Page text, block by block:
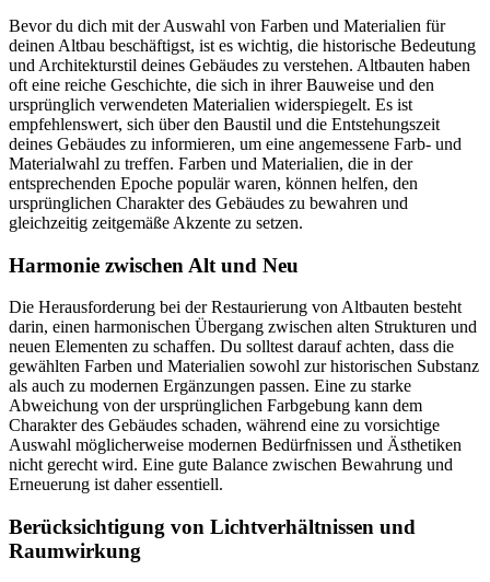
Bevor du dich mit der Auswahl von Farben und Materialien für
deinen Altbau beschäftigst, ist es wichtig, die historische Bedeutung
und Architekturstil deines Gebäudes zu verstehen. Altbauten haben
oft eine reiche Geschichte, die sich in ihrer Bauweise und den
ursprünglich verwendeten Materialien widerspiegelt. Es ist
empfehlenswert, sich über den Baustil und die Entstehungszeit
deines Gebäudes zu informieren, um eine angemessene Farb- und
Materialwahl zu treffen. Farben und Materialien, die in der
entsprechenden Epoche populär waren, können helfen, den
ursprünglichen Charakter des Gebäudes zu bewahren und
gleichzeitig zeitgemäße Akzente zu setzen.
Harmonie zwischen Alt und Neu
Die Herausforderung bei der Restaurierung von Altbauten besteht
darin, einen harmonischen Übergang zwischen alten Strukturen und
neuen Elementen zu schaffen. Du solltest darauf achten, dass die
gewählten Farben und Materialien sowohl zur historischen Substanz
als auch zu modernen Ergänzungen passen. Eine zu starke
Abweichung von der ursprünglichen Farbgebung kann dem
Charakter des Gebäudes schaden, während eine zu vorsichtige
Auswahl möglicherweise modernen Bedürfnissen und Ästhetiken
nicht gerecht wird. Eine gute Balance zwischen Bewahrung und
Erneuerung ist daher essentiell.
Berücksichtigung von Lichtverhältnissen und
Raumwirkung